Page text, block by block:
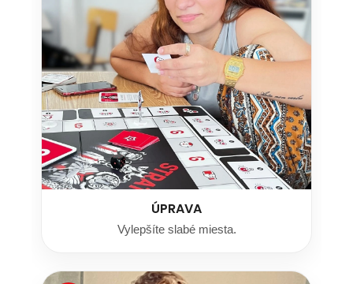
ÚPRAVA
Vylepšíte slabé miesta.